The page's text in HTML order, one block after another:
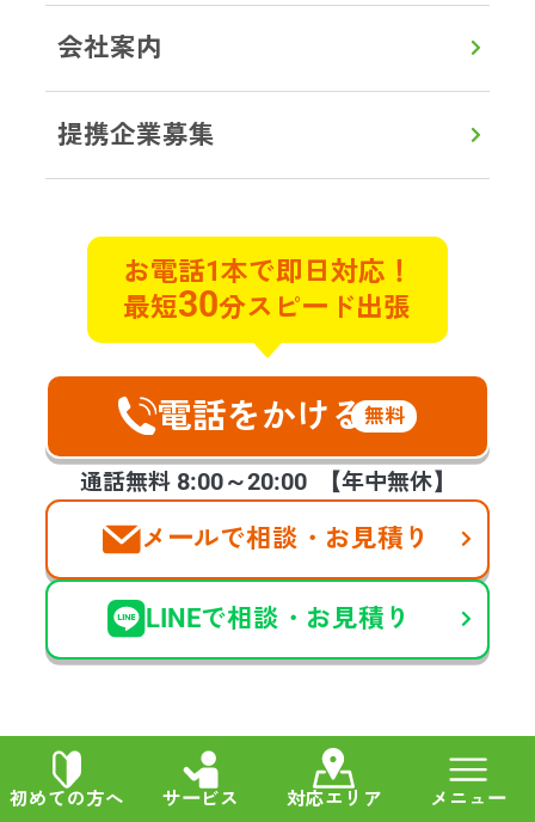
初めての方へ サービス 対応エリア メニュー
会社案内
提携企業募集
お電話1本で即日対応！
最短30分スピード出張
電話をかける無料
通話無料 8:00～20:00 【年中無休】
メールで相談・お見積り
LINEで相談・お見積り
詳しく説明してくださり、見積もり
くありませんでした。
遺品整理 特殊清掃
管理物件で自殺がおきてしまい特殊
だきました。早朝で対応していただ
けるのか不安でしたが電話に出てく
れ、すぐに対応します！と言ってく
ださったときのホッといたしまし
た。今回のような急な連絡を受けた
際は手が震えましたが、スタッフの
方の対応良さ、作業もとてもスピー
ディーに進めて頂き、お願いして本
他の声も見る